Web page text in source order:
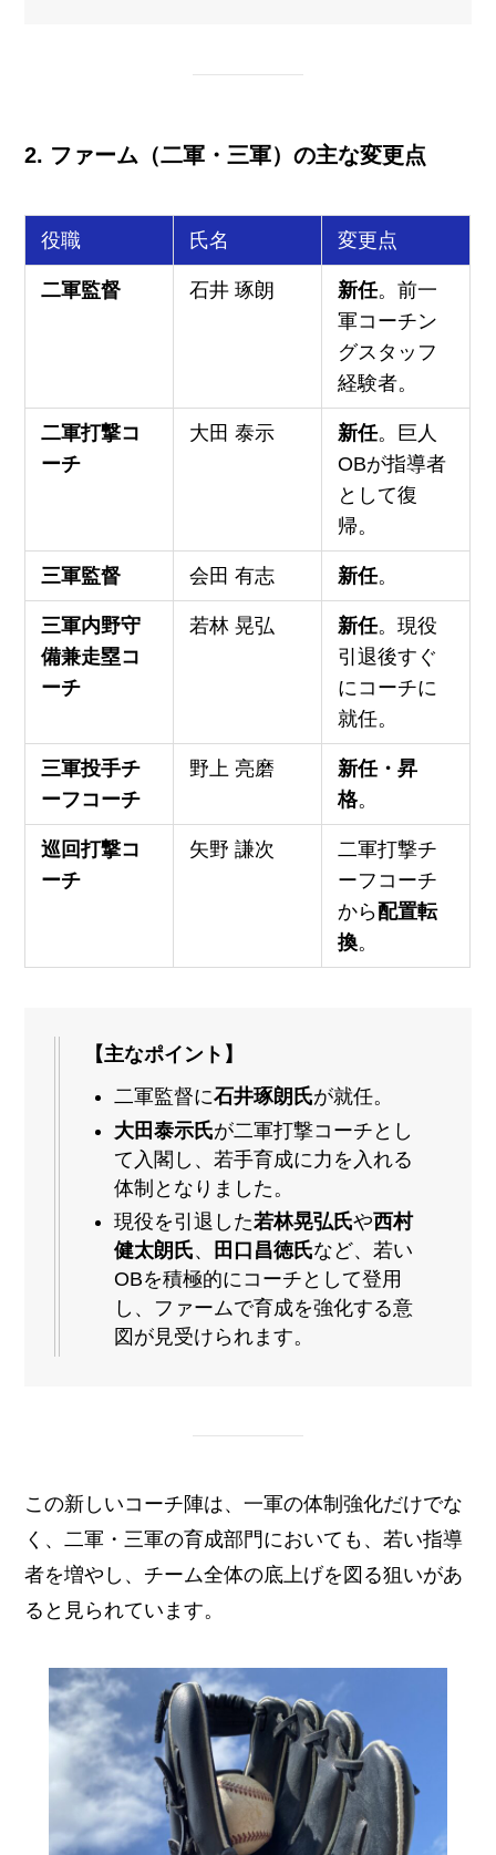
2. ファーム（二軍・三軍）の主な変更点
役職 氏名 変更点
二軍監督 石井 琢朗 新任。前一
軍コーチン
グスタッフ
経験者。
二軍打撃コ
ーチ
大田 泰示 新任。巨人
OBが指導者
として復
帰。
三軍監督 会田 有志 新任。
三軍内野守
備兼走塁コ
ーチ
若林 晃弘 新任。現役
引退後すぐ
にコーチに
就任。
三軍投手チ
ーフコーチ
野上 亮磨
新任・昇
格。
巡回打撃コ
ーチ
矢野 謙次
二軍打撃チ
ーフコーチ
から配置転
換。
【主なポイント】
二軍監督に石井琢朗氏が就任。
大田泰示氏が二軍打撃コーチとし
て入閣し、若手育成に力を入れる
体制となりました。
現役を引退した若林晃弘氏や西村
健太朗氏、 田口昌徳氏など、若い
OBを積極的にコーチとして登用
し、ファームで育成を強化する意
図が見受けられます。
この新しいコーチ陣は、一軍の体制強化だけでな
く、二軍・三軍の育成部門においても、若い指導
者を増やし、チーム全体の底上げを図る狙いがあ
ると見られています。